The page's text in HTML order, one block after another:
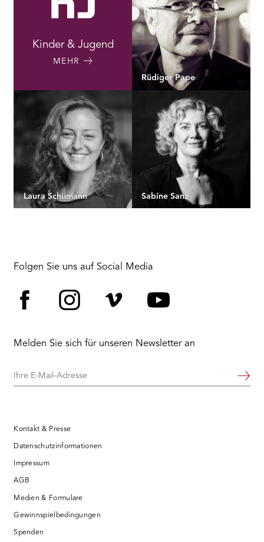
Kinder & Jugend
MEHR
Rüdiger Pape
Laura Schümann Sabine Sanz
Folgen Sie uns auf Social Media
Melden Sie sich für unseren Newsletter an
Ihre
Weiter
Kontakt & Presse
Datenschutzinformationen
Impressum
AGB
Medien & Formulare
Gewinnspielbedingungen
Spenden